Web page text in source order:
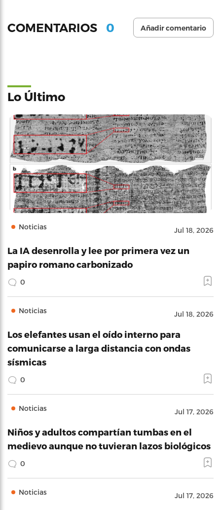
COMENTARIOS 0 Añadir comentario
Lo Último
Noticias Jul 18, 2026
La IA desenrolla y lee por primera vez un
papiro romano carbonizado
0
Noticias Jul 18, 2026
Los elefantes usan el oído interno para
comunicarse a larga distancia con ondas
sísmicas
0
Noticias Jul 17, 2026
Niños y adultos compartían tumbas en el
medievo aunque no tuvieran lazos biológicos
0
Noticias Jul 17, 2026